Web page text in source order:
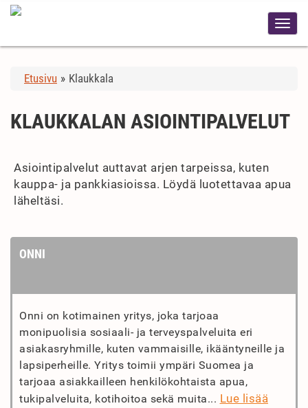
Etusivu » Klaukkala
KLAUKKALAN ASIOINTIPALVELUT
Asiointipalvelut auttavat arjen tarpeissa, kuten
kauppa- ja pankkiasioissa. Löydä luotettavaa apua
läheltäsi.
ONNI
Onni on kotimainen yritys, joka tarjoaa
monipuolisia sosiaali- ja terveyspalveluita eri
asiakasryhmille, kuten vammaisille, ikääntyneille ja
lapsiperheille. Yritys toimii ympäri Suomea ja
tarjoaa asiakkailleen henkilökohtaista apua,
tukipalveluita, kotihoitoa sekä muita... Lue lisää